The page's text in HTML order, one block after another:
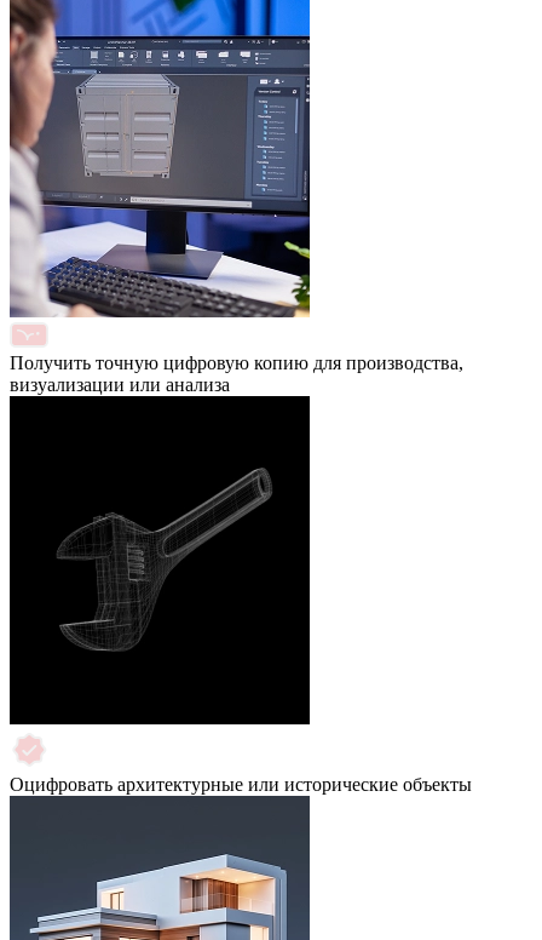
Получить точную цифровую копию для производства,
визуализации или анализа
Оцифровать архитектурные или исторические объекты